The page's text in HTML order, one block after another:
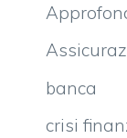
banca
crisi